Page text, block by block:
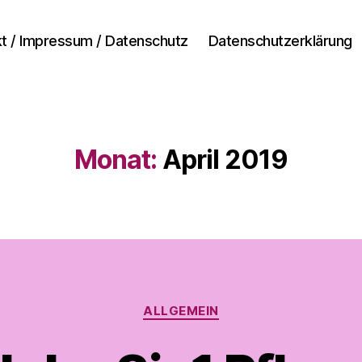
/ Impressum / Datenschutz Datenschutzerklärung
Monat: April 2019
Kategorien
ALLGEMEIN
V